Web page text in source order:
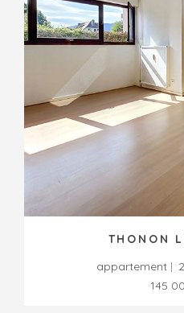
THONON
appartement
145